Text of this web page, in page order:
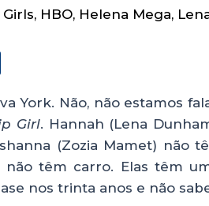
Girls, HBO, Helena Mega,
a
re
York. Não, não estamos
Girl. Hannah (Lena
(Zozia Mamet) não
têm carro. Elas têm
nos trinta anos e não